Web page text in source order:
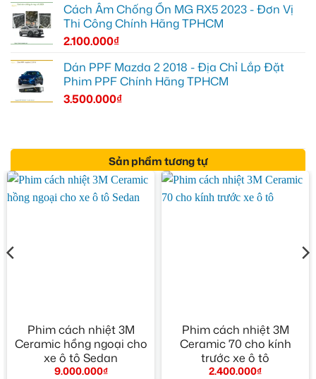
Cách Âm Chống Ồn MG RX5 2023 - Đơn Vị
Thi Công Chính Hãng TPHCM
2.100.000₫
Dán PPF Mazda 2 2018 - Địa Chỉ Lắp Đặt
Phim PPF Chính Hãng TPHCM
3.500.000₫
Sản phẩm tương tự
Phim cách nhiệt 3M
Ceramic hồng ngoại cho
xe ô tô Sedan
9.000.000₫
Phim cách nhiệt 3M
Ceramic 70 cho kính
trước xe ô tô
2.400.000₫